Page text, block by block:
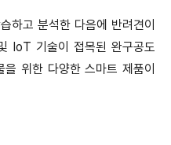
하고 분석한 다음에 반려견이
IoT 기술이 접목된 완구공도
을 위한 다양한 스마트 제품이